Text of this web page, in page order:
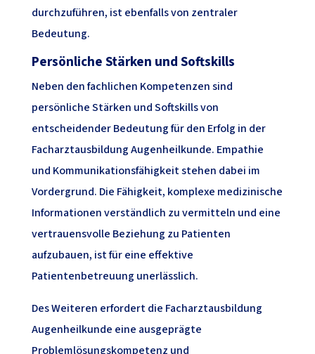
durchzuführen, ist ebenfalls von zentraler
Bedeutung.
Persönliche Stärken und Softskills
Neben den fachlichen Kompetenzen sind
persönliche Stärken und Softskills von
entscheidender Bedeutung für den Erfolg in der
Facharztausbildung Augenheilkunde. Empathie
und Kommunikationsfähigkeit stehen dabei im
Vordergrund. Die Fähigkeit, komplexe medizinische
Informationen verständlich zu vermitteln und eine
vertrauensvolle Beziehung zu Patienten
aufzubauen, ist für eine effektive
Patientenbetreuung unerlässlich.
Des Weiteren erfordert die Facharztausbildung
Augenheilkunde eine ausgeprägte
Problemlösungskompetenz und